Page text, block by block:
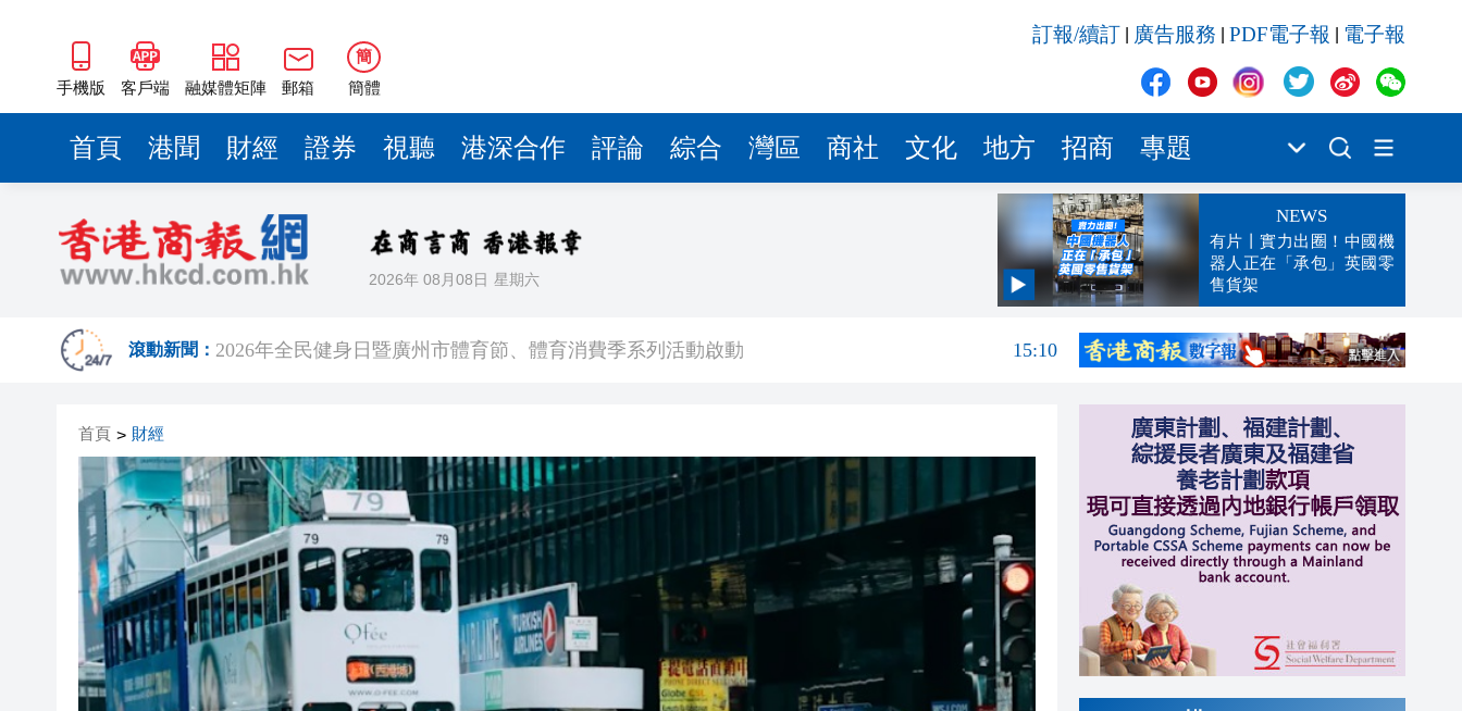
手機版 客戶端 融媒體矩陣 郵箱
簡
簡體
訂報/續訂 廣告服務 PDF電子報 電子報
首頁 港聞 財經 證券 視聽 港深合作 評論 綜合 灣區 商社 文化 地方 招商 專題
2026年 08月08日 星期六
NEWS
有片丨實力出圈！中國機
器人正在「承包」英國零
售貨架
滾動新聞：
15:22
2026年全民健身日暨廣州市體育節、體育消費季系列活動啟動
15:10
白宮宴會廳改造再遇阻 特朗普斥裁決「不公」
14:55
陝西柞水泥石流災害失聯人員找到 共3人遇難
港區婦聯代表聯誼會 x 騰訊雲WorkBuddy AI分享會舉行
14:26
趙之境攜新作出席「今朝更好看」——慶祝中國共產黨成立105周年名家作品展
14:22
首頁 > 財經